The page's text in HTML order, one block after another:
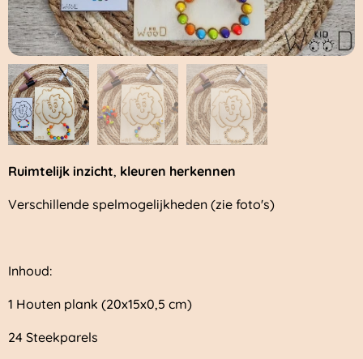
Ruimtelijk inzicht, kleuren herkennen
Verschillende spelmogelijkheden (zie foto's)
Inhoud:
1 Houten plank (20x15x0,5 cm)
24 Steekparels